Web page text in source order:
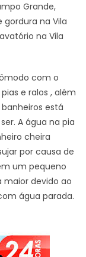
Grande,
na Vila
na Vila
com o
e ralos , além
está
A água na pia
cheira
por causa de
um pequeno
devido ao
água parada.